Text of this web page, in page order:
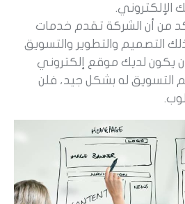
من أن الشركة تقدم خدمات
التصميم والتطوير والتسويق
يكون لديك موقع إلكتروني
التسويق له بشكل جيد، فلن